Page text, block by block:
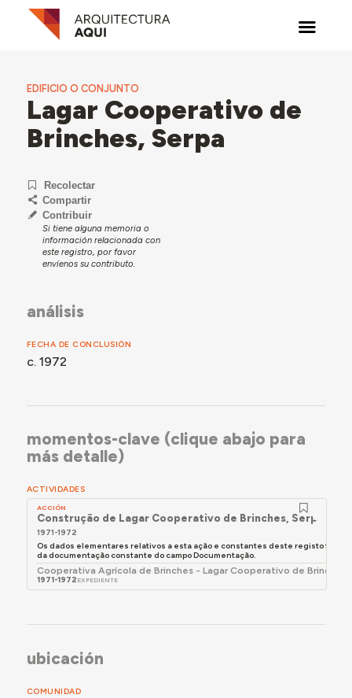
EDIFICIO O CONJUNTO
Lagar Cooperativo de
Brinches, Serpa
Recolectar
Compartir
Contribuir
Si tiene alguna memoria o
información relacionada con
este registro, por favor
envíenos su contributo.
análisis
FECHA DE CONCLUSIÓN
c. 1972
momentos-clave (clique abajo para
más detalle)
ACTIVIDADES
ACCIÓN
Construção de Lagar Cooperativo de Brinches, Serpa
1971-1972
Os dados elementares relativos a esta ação e constantes deste registo foram
da documentação constante do campo Documentação.
Cooperativa Agrícola de Brinches - Lagar Cooperativo de Brinches
1971-1972 EXPEDIENTE
ubicación
COMUNIDAD